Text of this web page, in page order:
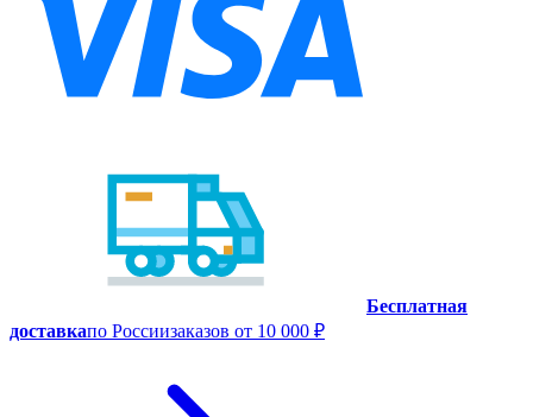
Бесплатная
доставкапо Россиизаказов от 10 000 ₽